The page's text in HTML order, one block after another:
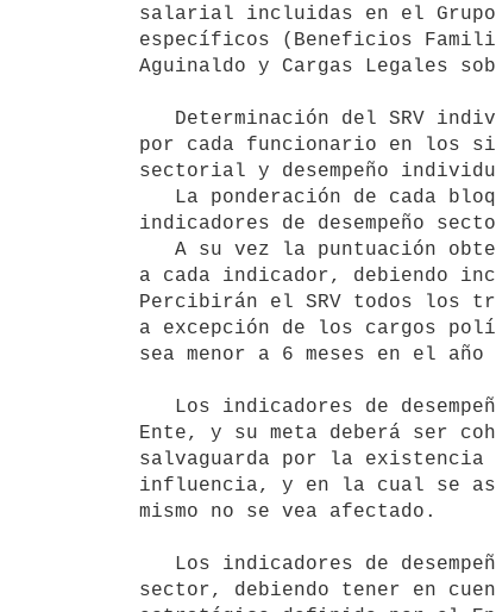
salarial incluidas en el
específicos (Beneficios
Aguinaldo y Cargas Legales
por cada funcionario en los
sectorial y desempeño
indicadores de desempeño
a cada indicador, debiendo
Percibirán el SRV todos los
a excepción de los cargos
sea menor a 6 meses en el
Ente, y su meta deberá ser
salvaguarda por la existencia
influencia, y en la cual se
mismo no se vea afectado.
sector, debiendo tener en